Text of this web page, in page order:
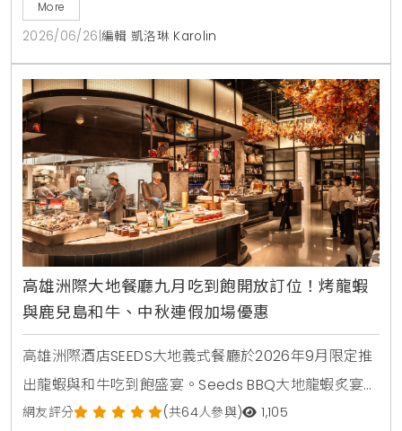
More
2026/06/26 編輯 凱洛琳 Karolin
高雄洲際大地餐廳九月吃到飽開放訂位！烤龍蝦
與鹿兒島和牛、中秋連假加場優惠
高雄洲際酒店SEEDS大地義式餐廳於2026年9月限定推
出龍蝦與和牛吃到飽盛宴。Seeds BBQ大地龍蝦炙宴於
中秋連假加場，Seeds和牛珍饌則集結鹿兒島A4和牛與
網友評分 (共64人參與) 1,105